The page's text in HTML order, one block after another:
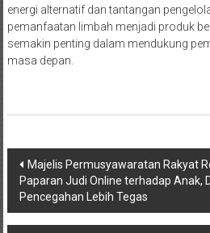
energi alternatif dan tantangan
pemanfaatan limbah menjadi produk
semakin penting dalam mendukung
masa depan.
Navigasi
pos
Majelis Permusyawaratan Rakyat
Paparan Judi Online terhadap Anak,
Pencegahan Lebih Tegas